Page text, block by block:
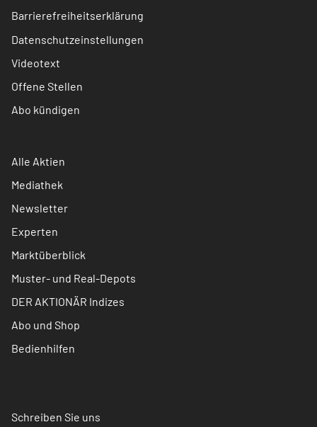
Barrierefreiheitserklärung
Datenschutzeinstellungen
Videotext
Offene Stellen
Abo kündigen
Alle Aktien
Mediathek
Newsletter
Experten
Marktüberblick
Muster- und Real-Depots
DER AKTIONÄR Indizes
Abo und Shop
Bedienhilfen
Schreiben Sie uns